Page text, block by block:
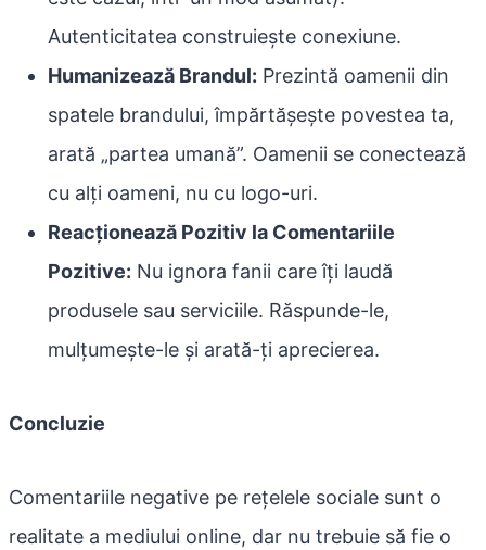
Autenticitatea construiește conexiune.
Humanizează Brandul: Prezintă oamenii din
spatele brandului, împărtășește povestea ta,
arată „partea umană”. Oamenii se conectează
cu alți oameni, nu cu logo-uri.
Reacționează Pozitiv la Comentariile
Pozitive: Nu ignora fanii care îți laudă
produsele sau serviciile. Răspunde-le,
mulțumește-le și arată-ți aprecierea.
Concluzie
Comentariile negative pe rețelele sociale sunt o
realitate a mediului online, dar nu trebuie să fie o